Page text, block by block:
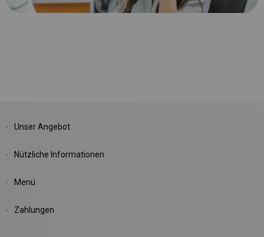
Unser Angebot
Nützliche Informationen
Menü
Zahlungen